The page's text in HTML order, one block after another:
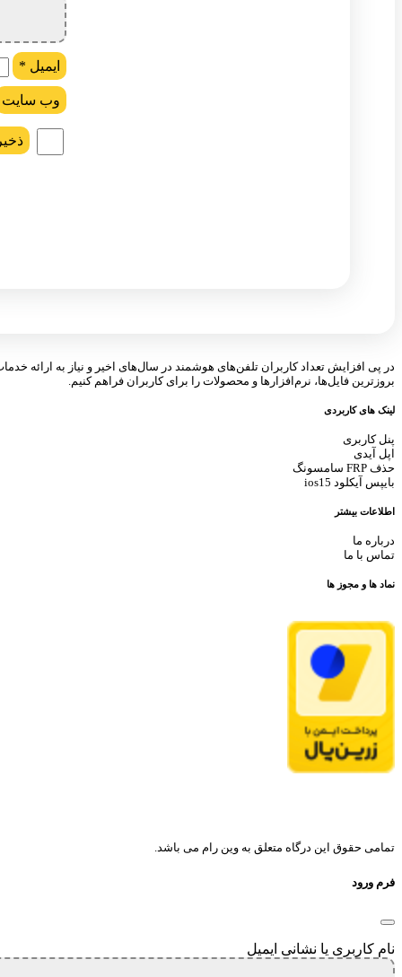
ایمیل *
وب‌ سایت
در پی افزایش تعداد کاربران تلفن‌های هوشمند در سال‌های اخیر و نیاز به ارائه
بروزترین فایل‌ها، نرم‌افزارها و محصولات را برای کاربران فراهم کنیم.
لینک های کاربردی
پنل کاربری
اپل آیدی
حذف FRP سامسونگ
بایپس آیکلود ios15
اطلاعات بیشتر
درباره ما
تماس با ما
نماد ها و مجوز ها
تمامی حقوق این درگاه متعلق به وین رام می باشد.
فرم ورود
نام کاربری یا نشانی ایمیل